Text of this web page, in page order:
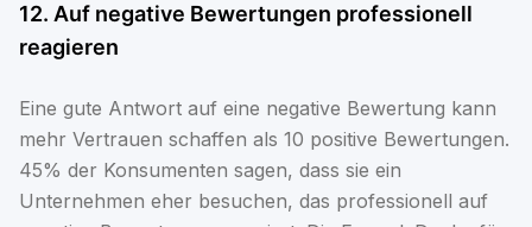
12. Auf negative Bewertungen professionell
reagieren
Eine gute Antwort auf eine negative Bewertung kann
mehr Vertrauen schaffen als 10 positive Bewertungen.
45% der Konsumenten sagen, dass sie ein
Unternehmen eher besuchen, das professionell auf